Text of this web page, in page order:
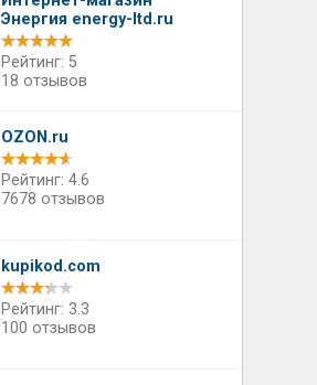
Энергия energy-ltd.ru
Рейтинг: 5
18 отзывов
OZON.ru
Рейтинг: 4.6
7678 отзывов
kupikod.com
Рейтинг: 3.3
100 отзывов